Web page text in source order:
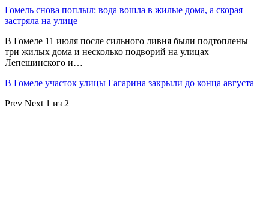
Гомель снова поплыл: вода вошла в жилые дома, а скорая
застряла на улице
В Гомеле 11 июля после сильного ливня были подтоплены
три жилых дома и несколько подворий на улицах
Лепешинского и…
В Гомеле участок улицы Гагарина закрыли до конца августа
Prev Next 1 из 2